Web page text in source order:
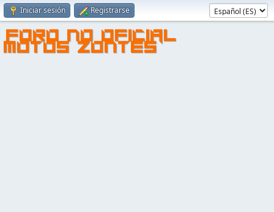
Iniciar sesión Registrarse
FORO NO OFICIAL
MOTOS ZONTES